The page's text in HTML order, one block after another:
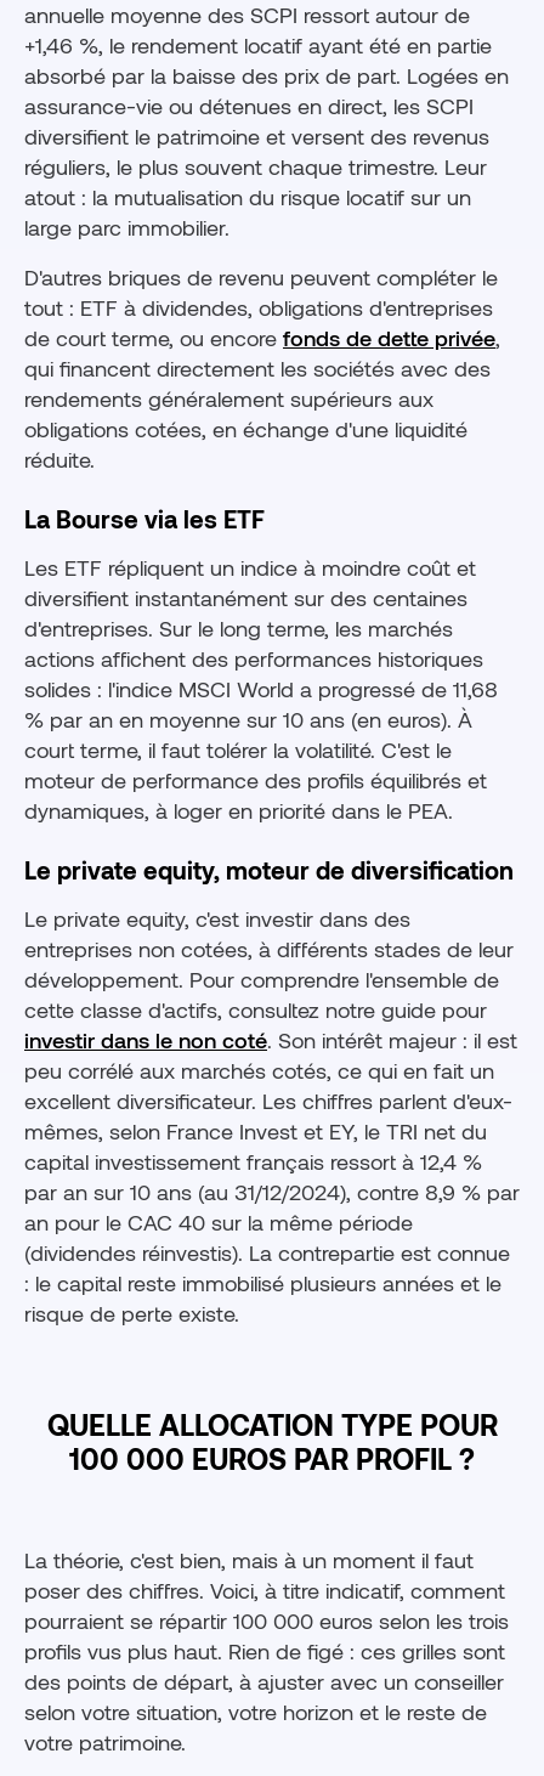
annuelle moyenne des SCPI ressort autour de
+1,46 %, le rendement locatif ayant été en partie
absorbé par la baisse des prix de part. Logées en
assurance-vie ou détenues en direct, les SCPI
diversifient le patrimoine et versent des revenus
réguliers, le plus souvent chaque trimestre. Leur
atout : la mutualisation du risque locatif sur un
large parc immobilier.
D'autres briques de revenu peuvent compléter le
tout : ETF à dividendes, obligations d'entreprises
de court terme, ou encore fonds de dette privée,
qui financent directement les sociétés avec des
rendements généralement supérieurs aux
obligations cotées, en échange d'une liquidité
réduite.
La Bourse via les ETF
Les ETF répliquent un indice à moindre coût et
diversifient instantanément sur des centaines
d'entreprises. Sur le long terme, les marchés
actions affichent des performances historiques
solides : l'indice MSCI World a progressé de 11,68
% par an en moyenne sur 10 ans (en euros). À
court terme, il faut tolérer la volatilité. C'est le
moteur de performance des profils équilibrés et
dynamiques, à loger en priorité dans le PEA.
Le private equity, moteur de diversification
Le private equity, c'est investir dans des
entreprises non cotées, à différents stades de leur
développement. Pour comprendre l'ensemble de
cette classe d'actifs, consultez notre guide pour
investir dans le non coté. Son intérêt majeur : il est
peu corrélé aux marchés cotés, ce qui en fait un
excellent diversificateur. Les chiffres parlent d'eux-
mêmes, selon France Invest et EY, le TRI net du
capital investissement français ressort à 12,4 %
par an sur 10 ans (au 31/12/2024), contre 8,9 % par
an pour le CAC 40 sur la même période
(dividendes réinvestis). La contrepartie est connue
: le capital reste immobilisé plusieurs années et le
risque de perte existe.
QUELLE ALLOCATION TYPE POUR
100 000 EUROS PAR PROFIL ?
La théorie, c'est bien, mais à un moment il faut
poser des chiffres. Voici, à titre indicatif, comment
pourraient se répartir 100 000 euros selon les trois
profils vus plus haut. Rien de figé : ces grilles sont
des points de départ, à ajuster avec un conseiller
selon votre situation, votre horizon et le reste de
votre patrimoine.